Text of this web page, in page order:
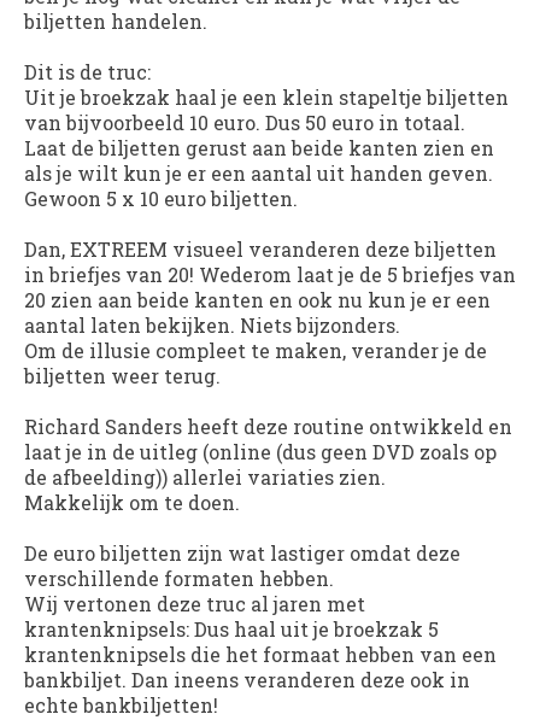
biljetten handelen.
Dit is de truc:
Uit je broekzak haal je een klein stapeltje biljetten
van bijvoorbeeld 10 euro. Dus 50 euro in totaal.
Laat de biljetten gerust aan beide kanten zien en
als je wilt kun je er een aantal uit handen geven.
Gewoon 5 x 10 euro biljetten.
Dan, EXTREEM visueel veranderen deze biljetten
in briefjes van 20! Wederom laat je de 5 briefjes van
20 zien aan beide kanten en ook nu kun je er een
aantal laten bekijken. Niets bijzonders.
Om de illusie compleet te maken, verander je de
biljetten weer terug.
Richard Sanders heeft deze routine ontwikkeld en
laat je in de uitleg (online (dus geen DVD zoals op
de afbeelding)) allerlei variaties zien.
Makkelijk om te doen.
De euro biljetten zijn wat lastiger omdat deze
verschillende formaten hebben.
Wij vertonen deze truc al jaren met
krantenknipsels: Dus haal uit je broekzak 5
krantenknipsels die het formaat hebben van een
bankbiljet. Dan ineens veranderen deze ook in
echte bankbiljetten!